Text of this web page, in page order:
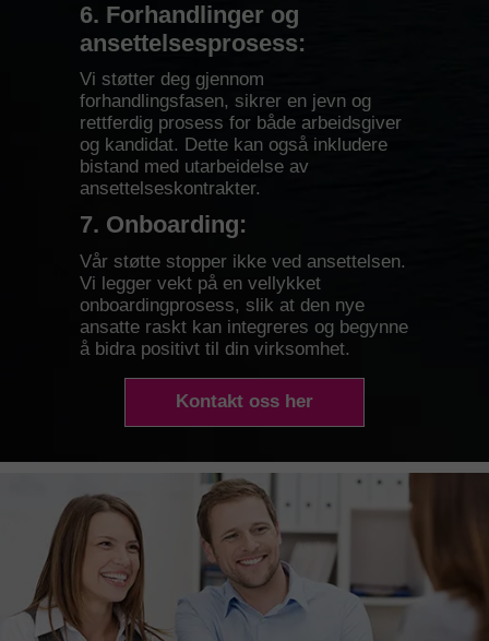
Vår støtte stopper ikke ved ansettelsen.
Vi legger vekt på en vellykket
onboardingprosess, slik at den nye
ansatte raskt kan integreres og begynne
å bidra positivt til din virksomhet.
7. Onboarding:
Vi støtter deg gjennom
forhandlingsfasen, sikrer en jevn og
rettferdig prosess for både arbeidsgiver
og kandidat. Dette kan også inkludere
bistand med utarbeidelse av
ansettelseskontrakter.
6. Forhandlinger og
ansettelsesprosess:
Kontakt oss her